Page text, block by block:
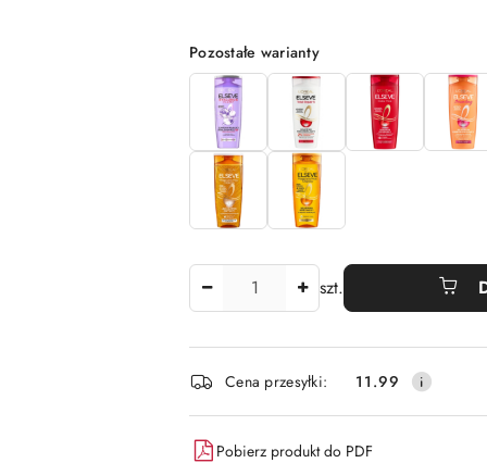
Wariant
Pozostałe warianty
szt.
Dostępność
i
dostawa
Cena przesyłki: 11.99
Pobierz produkt do PDF